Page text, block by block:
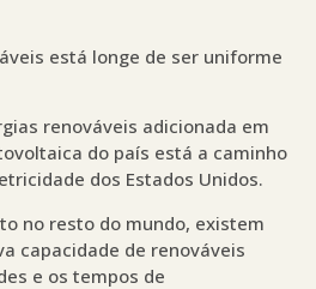
está longe de ser uniforme
renováveis adicionada em
do país está a caminho
dos Estados Unidos.
no resto do mundo, existem
capacidade de renováveis
e os tempos de